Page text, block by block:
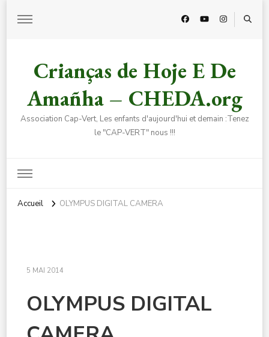
Crianças de Hoje E De
Amañha – CHEDA.org
Association Cap-Vert, Les enfants d'aujourd'hui et demain :Tenez
le "CAP-VERT" nous !!!
Accueil OLYMPUS DIGITAL CAMERA
5 MAI 2014
OLYMPUS DIGITAL